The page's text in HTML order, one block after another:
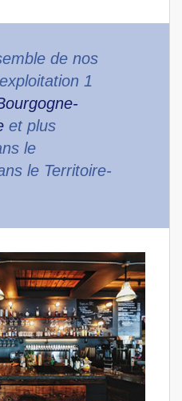
de nos
1
et plus
le
le Territoire-